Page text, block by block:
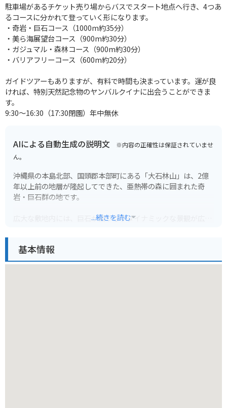
駐車場があるチケット売り場からバスでスタート地点へ行き、4つあ
るコースに分かれて登っていく形になります。
・奇岩・巨石コース（1000m約35分）
・美ら海展望台コース（900m約30分）
・ガジュマル・森林コース（900m約30分）
・バリアフリーコース（600m約20分）
ガイドツアーもありますが、有料で時間も決まっています。運が良
ければ、特別天然記念物のヤンバルクイナに出会うことができま
す。
9:30〜16:30（17:30閉園）年中無休
AIによる自動生成の説明文 ※内容の正確性は保証されていませ
ん。
沖縄県の本島北部、国頭郡本部町にある「大石林山」は、2億
年以上前の地層が隆起してできた、亜熱帯の森に囲まれた奇
岩・巨石群の地です。
広大な敷地内には、巨石が織りなすダイナミックな景観が広が
めは絶景で、青い海と空、緑の森のコントラストを楽しむこと
ができます。
...続きを読む
基本情報